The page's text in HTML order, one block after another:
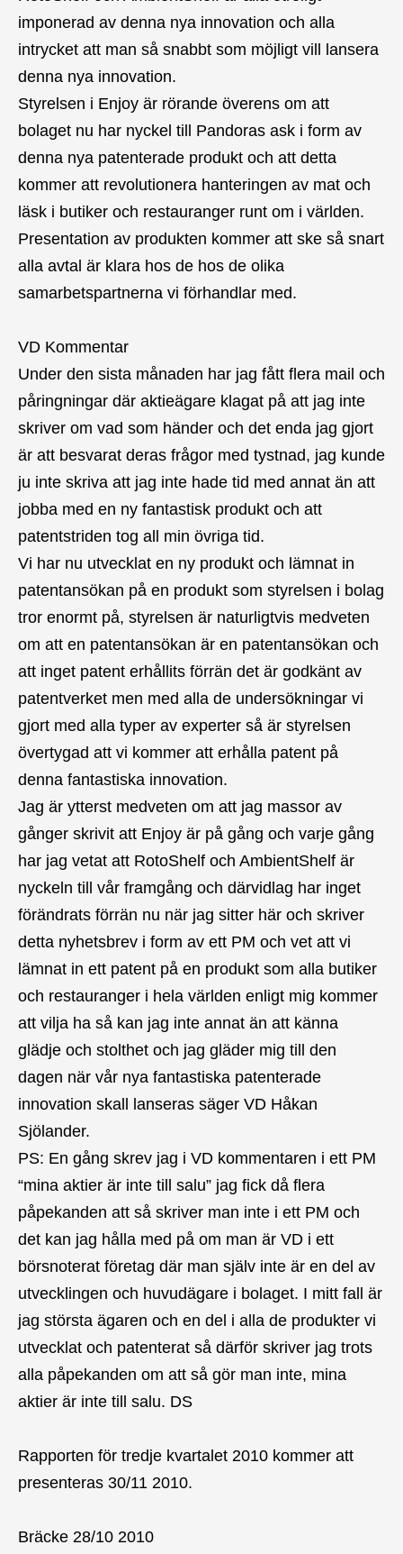
imponerad av denna nya innovation och alla
intrycket att man så snabbt som möjligt vill lansera
denna nya innovation.
Styrelsen i Enjoy är rörande överens om att
bolaget nu har nyckel till Pandoras ask i form av
denna nya patenterade produkt och att detta
kommer att revolutionera hanteringen av mat och
läsk i butiker och restauranger runt om i världen.
Presentation av produkten kommer att ske så snart
alla avtal är klara hos de hos de olika
samarbetspartnerna vi förhandlar med.
VD Kommentar
Under den sista månaden har jag fått flera mail och
påringningar där aktieägare klagat på att jag inte
skriver om vad som händer och det enda jag gjort
är att besvarat deras frågor med tystnad, jag kunde
ju inte skriva att jag inte hade tid med annat än att
jobba med en ny fantastisk produkt och att
patentstriden tog all min övriga tid.
Vi har nu utvecklat en ny produkt och lämnat in
patentansökan på en produkt som styrelsen i bolag
tror enormt på, styrelsen är naturligtvis medveten
om att en patentansökan är en patentansökan och
att inget patent erhållits förrän det är godkänt av
patentverket men med alla de undersökningar vi
gjort med alla typer av experter så är styrelsen
övertygad att vi kommer att erhålla patent på
denna fantastiska innovation.
Jag är ytterst medveten om att jag massor av
gånger skrivit att Enjoy är på gång och varje gång
har jag vetat att RotoShelf och AmbientShelf är
nyckeln till vår framgång och därvidlag har inget
förändrats förrän nu när jag sitter här och skriver
detta nyhetsbrev i form av ett PM och vet att vi
lämnat in ett patent på en produkt som alla butiker
och restauranger i hela världen enligt mig kommer
att vilja ha så kan jag inte annat än att känna
glädje och stolthet och jag gläder mig till den
dagen när vår nya fantastiska patenterade
innovation skall lanseras säger VD Håkan
Sjölander.
PS: En gång skrev jag i VD kommentaren i ett PM
“mina aktier är inte till salu” jag fick då flera
påpekanden att så skriver man inte i ett PM och
det kan jag hålla med på om man är VD i ett
börsnoterat företag där man själv inte är en del av
utvecklingen och huvudägare i bolaget. I mitt fall är
jag största ägaren och en del i alla de produkter vi
utvecklat och patenterat så därför skriver jag trots
alla påpekanden om att så gör man inte, mina
aktier är inte till salu. DS
Rapporten för tredje kvartalet 2010 kommer att
presenteras 30/11 2010.
Bräcke 28/10 2010